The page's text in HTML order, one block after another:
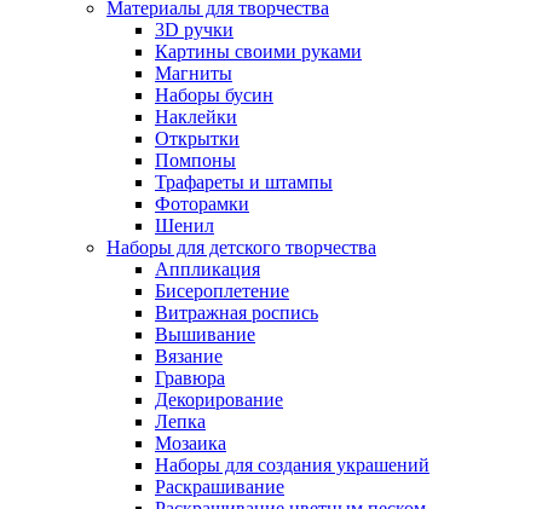
Материалы для творчества
3D ручки
Картины своими руками
Магниты
Наборы бусин
Наклейки
Открытки
Помпоны
Трафареты и штампы
Фоторамки
Шенил
Наборы для детского творчества
Аппликация
Бисероплетение
Витражная роспись
Вышивание
Вязание
Гравюра
Декорирование
Лепка
Мозаика
Наборы для создания украшений
Раскрашивание